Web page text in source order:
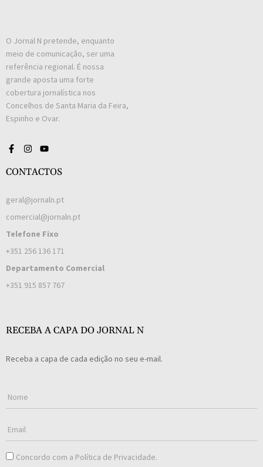
O Jornal N pretende, enquanto
meio de comunicação, ser uma
referência regional. É nossa
grande aposta uma forte
cobertura jornalística nos
Concelhos de Santa Maria da Feira,
Espinho e Ovar.
CONTACTOS
geral@jornaln.pt
comercial@jornaln.pt
Telefone Fixo
+351 256 136 171
Departamento Comercial
+351 915 857 767
RECEBA A CAPA DO JORNAL N
Receba a capa de cada edição no seu e-mail.
Concordo com a Política de Privacidade.